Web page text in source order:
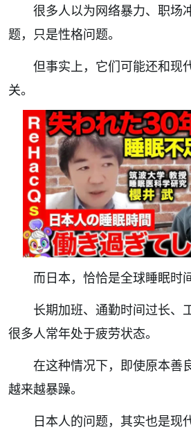
很多人以为网络暴力、职场
题，只是性格问题。
但事实上，它们可能还和现
关。
而日本，恰恰是全球睡眠时
长期加班、通勤时间过长、
很多人常年处于疲劳状态。
在这种情况下，即使原本善
越来越暴躁。
日本人的问题，其实也是现